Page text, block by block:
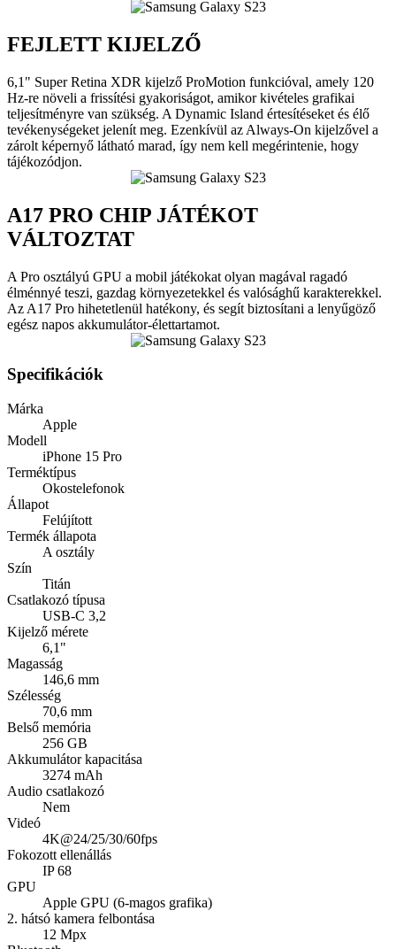
FEJLETT KIJELZŐ
6,1" Super Retina XDR kijelző ProMotion funkcióval, amely 120
Hz-re növeli a frissítési gyakoriságot, amikor kivételes grafikai
teljesítményre van szükség. A Dynamic Island értesítéseket és élő
tevékenységeket jelenít meg. Ezenkívül az Always-On kijelzővel a
zárolt képernyő látható marad, így nem kell megérintenie, hogy
tájékozódjon.
A17 PRO CHIP JÁTÉKOT
VÁLTOZTAT
A Pro osztályú GPU a mobil játékokat olyan magával ragadó
élménnyé teszi, gazdag környezetekkel és valósághű karakterekkel.
Az A17 Pro hihetetlenül hatékony, és segít biztosítani a lenyűgöző
egész napos akkumulátor-élettartamot.
Specifikációk
Márka
Apple
Modell
iPhone 15 Pro
Terméktípus
Okostelefonok
Állapot
Felújított
Termék állapota
A osztály
Szín
Titán
Csatlakozó típusa
USB-C 3,2
Kijelző mérete
6,1"
Magasság
146,6 mm
Szélesség
70,6 mm
Belső memória
256 GB
Akkumulátor kapacitása
3274 mAh
Audio csatlakozó
Nem
Videó
4K@24/25/30/60fps
Fokozott ellenállás
IP 68
GPU
Apple GPU (6-magos grafika)
2. hátsó kamera felbontása
12 Mpx